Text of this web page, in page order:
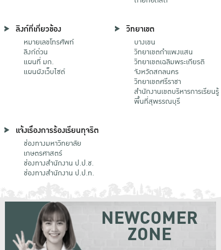
ลิงก์ที่เกี่ยวข้อง
หมายเลขโทรศัพท์
ลิงก์ด่วน
แผนที่ มก.
แผนผังเว็บไซต์
วิทยาเขต
บางเขน
วิทยาเขตกําแพงแสน
วิทยาเขตเฉลิมพระเกียรติ
จังหวัดสกลนคร
วิทยาเขตศรีราชา
สำนักงานเขตบริหารการเรียนรู้
พื้นที่สุพรรณบุรี
แจ้งเรื่องการร้องเรียนทุจริต
ช่องทางมหาวิทยาลัย
เกษตรศาสตร์
ช่องทางสำนักงาน ป.ป.ช.
ช่องทางสำนักงาน ป.ป.ท.
NEWCOMER
ZONE